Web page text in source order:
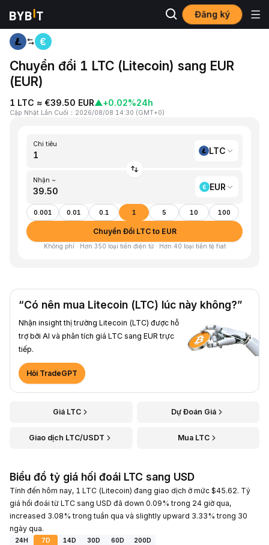
Đăng ký
Trang chủ
Chuyển đổi 1 LTC (Litecoin) sang EUR
(EUR)
1 LTC ≈ €39.50 EUR▲+0.02%24h
Cập Nhật Lần Cuối ： 2026/08/08 14:30 (GMT+0)
Chi tiêu
LTC
Nhận ~
EUR
0.001 0.01 0.1 1 5 10 100
Chuyển Đổi LTC to EUR
Không phí · Hơn 350 loại tiền điện tử · Hơn 40 loại tiền tệ fiat
“Có nên mua Litecoin (LTC) lúc này không?”
Nhận insight thị trường Litecoin (LTC) được hỗ
trợ bởi AI và phân tích giá LTC sang EUR trực
tiếp.
Hỏi TradeGPT
Giá LTC Dự Đoán Giá
Giao dịch LTC/USDT Mua LTC
Biểu đồ tỷ giá hối đoái LTC sang USD
Tính đến hôm nay, 1 LTC (Litecoin) đang giao dịch ở mức $45.62. Tỷ
giá hối đoái từ LTC sang USD đã down 0.09% trong 24 giờ qua,
increased 3.08% trong tuần qua và slightly upward 3.33% trong 30
ngày qua.
24H 7D 14D 30D 60D
200D